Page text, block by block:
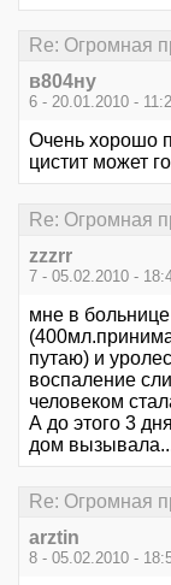
Re: Огромная
в804ну
6 - 20.01.2010 -
Очень хорошо
цистит может
Re: Огромная
zzzrr
7 - 05.02.2010 -
мне в
путаю) и
воспаление
человеком
А до этого 3
дом
Re: Огромная
arztin
8 - 05.02.2010 -